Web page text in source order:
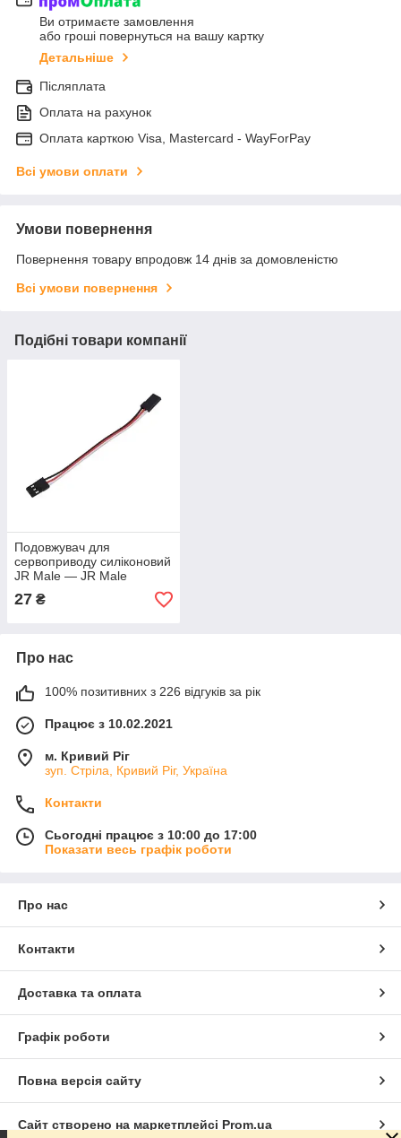
Ви отримаєте замовлення
або гроші повернуться на вашу картку
Детальніше
Післяплата
Оплата на рахунок
Оплата карткою Visa, Mastercard - WayForPay
Всі умови оплати
Умови повернення
Повернення товару впродовж 14 днів за домовленістю
Всі умови повернення
Подібні товари компанії
Подовжувач для
сервоприводу силіконовий
JR Male — JR Male
завдовжки 15 см
27 ₴
Про нас
100% позитивних з 226 відгуків за рік
Працює з 10.02.2021
м. Кривий Ріг
зуп. Стріла, Кривий Ріг, Україна
Контакти
Сьогодні працює з 10:00 до 17:00
Показати весь графік роботи
Про нас
Контакти
Доставка та оплата
Графік роботи
Повна версія сайту
Сайт створено на маркетплейсі Prom.ua